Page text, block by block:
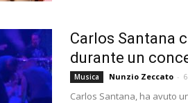
Carlos Santana
durante un
Musica Nunzio Zeccato -
Carlos Santana, ha avuto